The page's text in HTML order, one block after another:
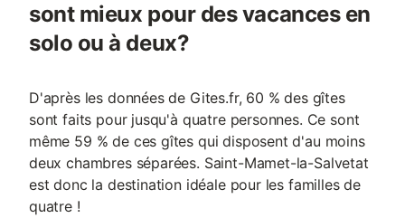
sont mieux pour des vacances en
solo ou à deux?
D'après les données de Gites.fr, 60 % des gîtes
sont faits pour jusqu'à quatre personnes. Ce sont
même 59 % de ces gîtes qui disposent d'au moins
deux chambres séparées. Saint-Mamet-la-Salvetat
est donc la destination idéale pour les familles de
quatre !